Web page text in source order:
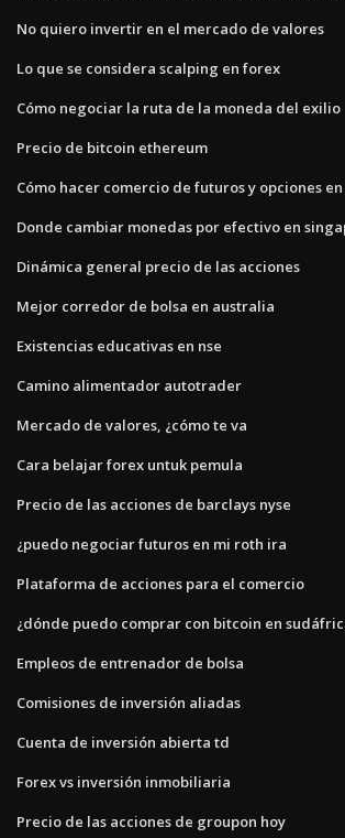
No quiero invertir en el mercado de valores
Lo que se considera scalping en forex
Cómo negociar la ruta de la moneda del exilio
Precio de bitcoin ethereum
Cómo hacer comercio de futuros y opciones
Donde cambiar monedas por efectivo en
Dinámica general precio de las acciones
Mejor corredor de bolsa en australia
Existencias educativas en nse
Camino alimentador autotrader
Mercado de valores, ¿cómo te va
Cara belajar forex untuk pemula
Precio de las acciones de barclays nyse
¿puedo negociar futuros en mi roth ira
Plataforma de acciones para el comercio
¿dónde puedo comprar con bitcoin en
Empleos de entrenador de bolsa
Comisiones de inversión aliadas
Cuenta de inversión abierta td
Forex vs inversión inmobiliaria
Precio de las acciones de groupon hoy